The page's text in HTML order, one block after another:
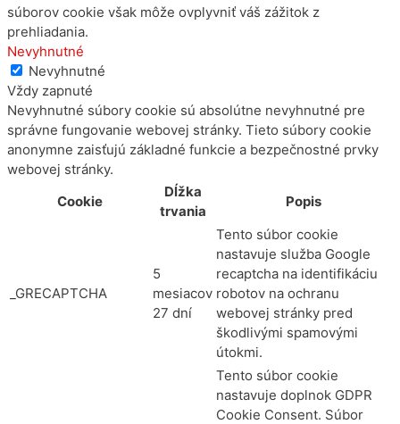
súborov cookie však môže ovplyvniť váš zážitok z
prehliadania.
Nevyhnutné
Nevyhnutné
Vždy zapnuté
Nevyhnutné súbory cookie sú absolútne nevyhnutné pre
správne fungovanie webovej stránky. Tieto súbory cookie
anonymne zaisťujú základné funkcie a bezpečnostné prvky
webovej stránky.
Cookie
Dĺžka
trvania
Popis
_GRECAPTCHA
5
mesiacov
27 dní
Tento súbor cookie
nastavuje služba Google
recaptcha na identifikáciu
robotov na ochranu
webovej stránky pred
škodlivými spamovými
útokmi.
Tento súbor cookie
nastavuje doplnok GDPR
Cookie Consent. Súbor